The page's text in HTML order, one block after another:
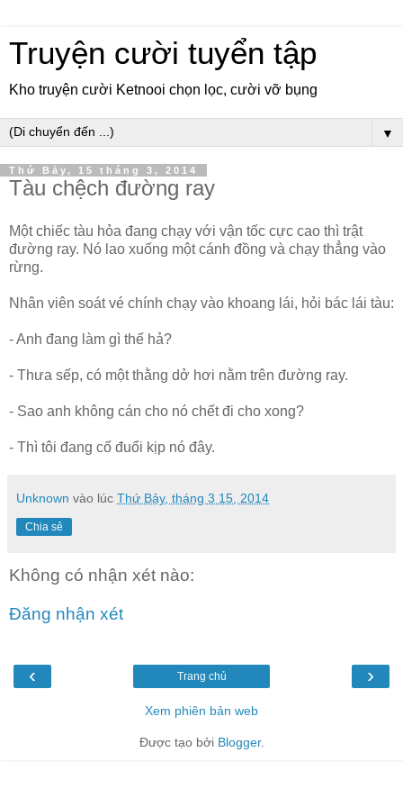
Truyện cười tuyển tập
Kho truyện cười Ketnooi chọn lọc, cười vỡ bụng
▼
Thứ Bảy, 15 tháng 3, 2014
Tàu chệch đường ray
Một chiếc tàu hỏa đang chạy với vận tốc cực cao thì trật
đường ray. Nó lao xuống một cánh đồng và chạy thẳng vào
rừng.
Nhân viên soát vé chính chạy vào khoang lái, hỏi bác lái tàu:
- Anh đang làm gì thế hả?
- Thưa sếp, có một thằng dở hơi nằm trên đường ray.
- Sao anh không cán cho nó chết đi cho xong?
- Thì tôi đang cố đuổi kịp nó đây.
Unknown vào lúc Thứ Bảy, tháng 3 15, 2014
Chia sẻ
Không có nhận xét nào:
Đăng nhận xét
‹ ›
Trang chủ
Xem phiên bản web
Được tạo bởi Blogger.